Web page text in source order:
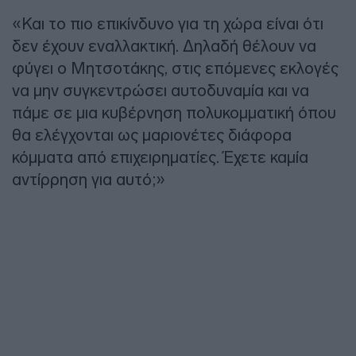
«Και το πιο επικίνδυνο για τη χώρα είναι ότι
δεν έχουν εναλλακτική. Δηλαδή θέλουν να
φύγει ο Μητσοτάκης, στις επόμενες εκλογές
να μην συγκεντρώσει αυτοδυναμία και να
πάμε σε μια κυβέρνηση πολυκομματική όπου
θα ελέγχονται ως μαριονέτες διάφορα
κόμματα από επιχειρηματίες. Έχετε καμία
αντίρρηση για αυτό;»